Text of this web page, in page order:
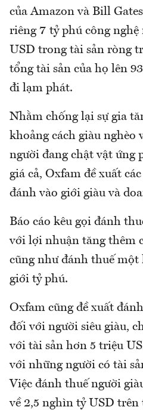
của Amazon và Bill
riêng 7 tỷ phú công nghệ
USD trong tài sản ròng
tổng tài sản của họ lên
đi lạm phát.
Nhằm chống lại sự gia
khoảng cách giàu nghèo
người đang chật vật ứng
giá cả, Oxfam đề xuất
đánh vào giới giàu và
Báo cáo kêu gọi đánh
với lợi nhuận tăng thêm
cũng như đánh thuế một
giới tỷ phú.
Oxfam cũng đề xuất
đối với người siêu giàu,
với tài sản hơn 5 triệu
với những người có tài
Việc đánh thuế người
về 2,5 nghìn tỷ USD trên